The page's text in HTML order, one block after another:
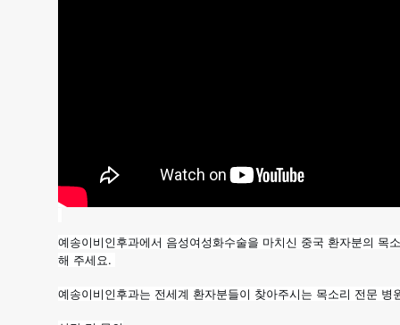
예송이비인후과에서 음성여성화수술을 마치신 중국 환자분의 목
해 주세요.
예송이비인후과는 전세계 환자분들이 찾아주시는 목소리 전문 병